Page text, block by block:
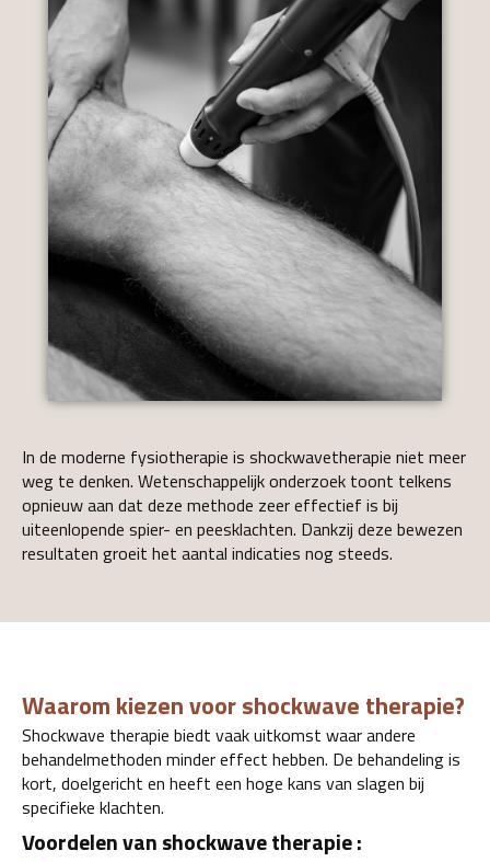
In de moderne fysiotherapie is shockwavetherapie niet meer
weg te denken. Wetenschappelijk onderzoek toont telkens
opnieuw aan dat deze methode zeer effectief is bij
uiteenlopende spier- en peesklachten. Dankzij deze bewezen
resultaten groeit het aantal indicaties nog steeds.
Waarom kiezen voor shockwave therapie?
Shockwave therapie biedt vaak uitkomst waar andere
behandelmethoden minder effect hebben. De behandeling is
kort, doelgericht en heeft een hoge kans van slagen bij
specifieke klachten.
Voordelen van shockwave therapie :